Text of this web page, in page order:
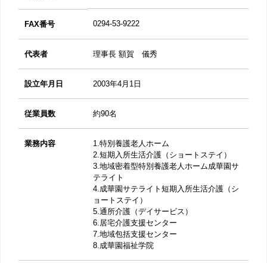
FAX番号 0294-53-9222
代表者 理事長 額賀 儀秀
設立年月日 2003年4月1日
従業員数 約90名
業務内容
1.特別養護老人ホーム
2.短期入所生活介護（ショートステイ）
3.地域密着型特別養護老人ホーム成華園サ
テライト
4.成華園サテライト短期入所生活介護（シ
ョートステイ）
5.通所介護（デイサービス）
6.居宅介護支援センター
7.地域包括支援センター
8.成華園福祉学院